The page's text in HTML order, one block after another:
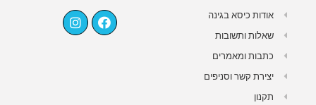
אודות כיסא בגינה
שאלות ותשובות
כתבות ומאמרים
יצירת קשר וסניפים
תקנון